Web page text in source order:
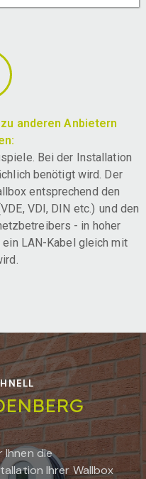
anderen Anbietern
Bei der Installation
benötigt wird. Der
entsprechend den
VDI, DIN etc.) und den
- in hoher
LAN-Kabel gleich mit
Ihnen die
Ihrer Wallbox